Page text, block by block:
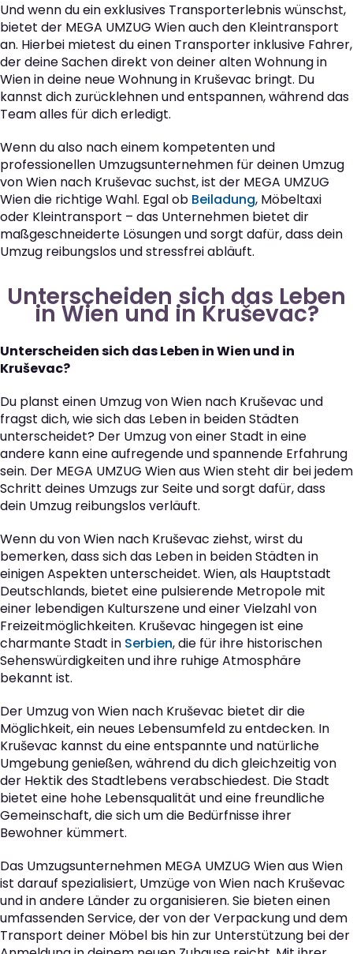
Und wenn du ein exklusives Transporterlebnis wünschst,
bietet der MEGA UMZUG Wien auch den Kleintransport
an. Hierbei mietest du einen Transporter inklusive Fahrer,
der deine Sachen direkt von deiner alten Wohnung in
Wien in deine neue Wohnung in Kruševac bringt. Du
kannst dich zurücklehnen und entspannen, während das
Team alles für dich erledigt.
Wenn du also nach einem kompetenten und
professionellen Umzugsunternehmen für deinen Umzug
von Wien nach Kruševac suchst, ist der MEGA UMZUG
Wien die richtige Wahl. Egal ob Beiladung, Möbeltaxi
oder Kleintransport – das Unternehmen bietet dir
maßgeschneiderte Lösungen und sorgt dafür, dass dein
Umzug reibungslos und stressfrei abläuft.
Unterscheiden sich das Leben
in Wien und in Kruševac?
Unterscheiden sich das Leben in Wien und in
Kruševac?
Du planst einen Umzug von Wien nach Kruševac und
fragst dich, wie sich das Leben in beiden Städten
unterscheidet? Der Umzug von einer Stadt in eine
andere kann eine aufregende und spannende Erfahrung
sein. Der MEGA UMZUG Wien aus Wien steht dir bei jedem
Schritt deines Umzugs zur Seite und sorgt dafür, dass
dein Umzug reibungslos verläuft.
Wenn du von Wien nach Kruševac ziehst, wirst du
bemerken, dass sich das Leben in beiden Städten in
einigen Aspekten unterscheidet. Wien, als Hauptstadt
Deutschlands, bietet eine pulsierende Metropole mit
einer lebendigen Kulturszene und einer Vielzahl von
Freizeitmöglichkeiten. Kruševac hingegen ist eine
charmante Stadt in Serbien, die für ihre historischen
Sehenswürdigkeiten und ihre ruhige Atmosphäre
bekannt ist.
Der Umzug von Wien nach Kruševac bietet dir die
Möglichkeit, ein neues Lebensumfeld zu entdecken. In
Kruševac kannst du eine entspannte und natürliche
Umgebung genießen, während du dich gleichzeitig von
der Hektik des Stadtlebens verabschiedest. Die Stadt
bietet eine hohe Lebensqualität und eine freundliche
Gemeinschaft, die sich um die Bedürfnisse ihrer
Bewohner kümmert.
Das Umzugsunternehmen MEGA UMZUG Wien aus Wien
ist darauf spezialisiert, Umzüge von Wien nach Kruševac
und in andere Länder zu organisieren. Sie bieten einen
umfassenden Service, der von der Verpackung und dem
Transport deiner Möbel bis hin zur Unterstützung bei der